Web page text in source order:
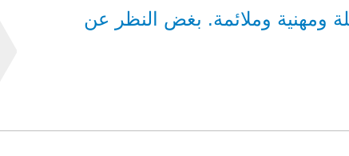
ومهنية وملائمة. بغض النظر عن